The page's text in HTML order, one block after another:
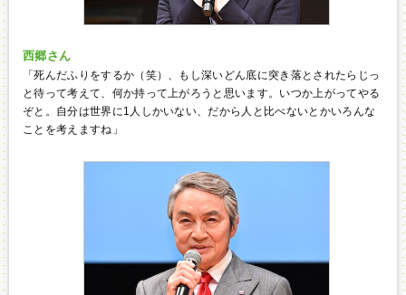
西郷さん
「死んだふりをするか（笑）、もし深いどん底に突き落とされたらじっ
と待って考えて、何か持って上がろうと思います。いつか上がってやる
ぞと。自分は世界に1人しかいない、だから人と比べないとかいろんな
ことを考えますね」